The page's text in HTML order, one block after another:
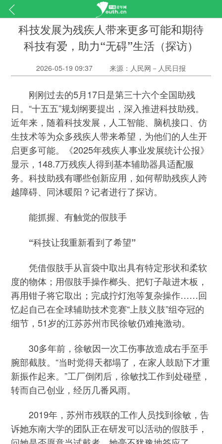
科技发展为残疾人带来更多可能和期待
科技有爱，助力“无碍”生活（探访）
2026-05-19 09:37 来源：人民网－人民日报
刚刚过去的5月17日是第三十六个全国助残
日。“十五五”规划纲要提出，深入推进科技助残。
近年来，随着科技发展，人工智能、脑机接口、仿
生技术等为众多残疾人带来希望，为他们的人生开
启更多可能。《2025年残疾人事业发展统计公报》
显示，148.7万残疾人得到基本辅助器具适配服
务。科技助残有哪些创新应用，如何帮助残疾人跨
越障碍、同沐暖阳？记者进行了探访。
能抓握、有触觉的假肢手
“科技让我重新看到了希望”
凭借假肢手从盲袋中取出具有特定形状和柔软
度的物体；用假肢手操作榔头、把钉子敲进木板，
再用钳子将它取出；完成拧灯泡等复杂操作……回
忆起自己在全球辅助技术竞赛“上肢义肢”组夺冠的
细节，51岁的江苏苏州市民徐敏仍难掩激动。
30多年前，徐敏因一次工伤事故造成右手至手
腕部截肢。“当时觉得天都塌了，在家人鼓励下才重
新振作起来。”工厂倒闭后，徐敏找工作到处碰壁，
转而自己创业，经历几番风雨。
2019年，苏州市残联的工作人员找到徐敏，告
诉她东南大学的团队正在研发可以活动的假肢手，